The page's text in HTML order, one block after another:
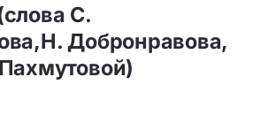
С.
Добронравова,